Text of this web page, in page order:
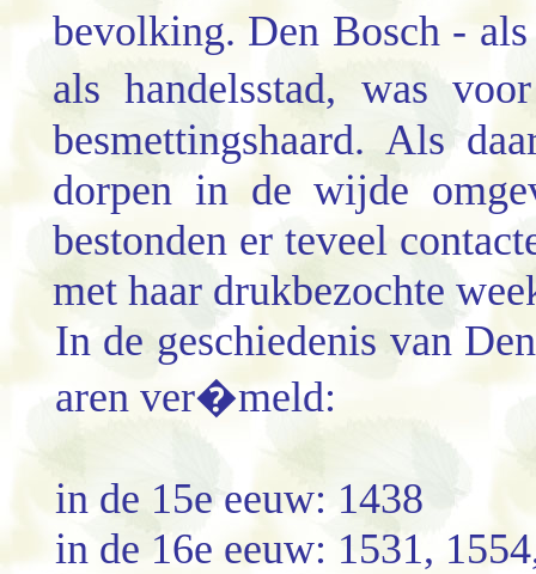
bevolking. Den Bosch -
als handelsstad, was
besmettingshaard. Als
dorpen in de wijde
bestonden er teveel
met haar drukbezochte
In de geschiedenis van
aren ver�meld:
in de 15e eeuw: 1438
in de 16e eeuw: 1531,